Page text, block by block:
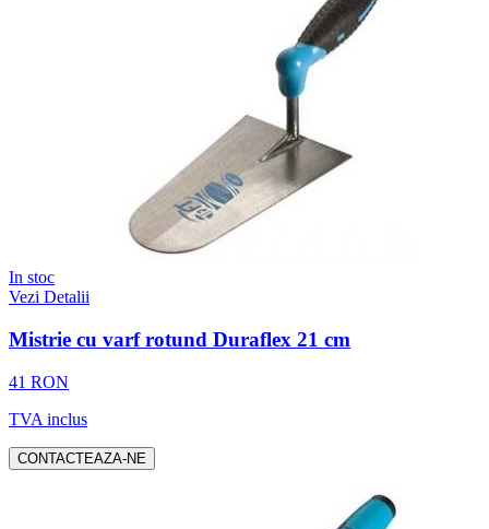
In stoc
Vezi Detalii
Mistrie cu varf rotund Duraflex 21 cm
41 RON
TVA inclus
CONTACTEAZA-NE